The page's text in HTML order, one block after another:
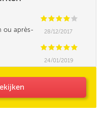
CCCC C
ou après-
28/12/2017
CCCCC
24/01/2019